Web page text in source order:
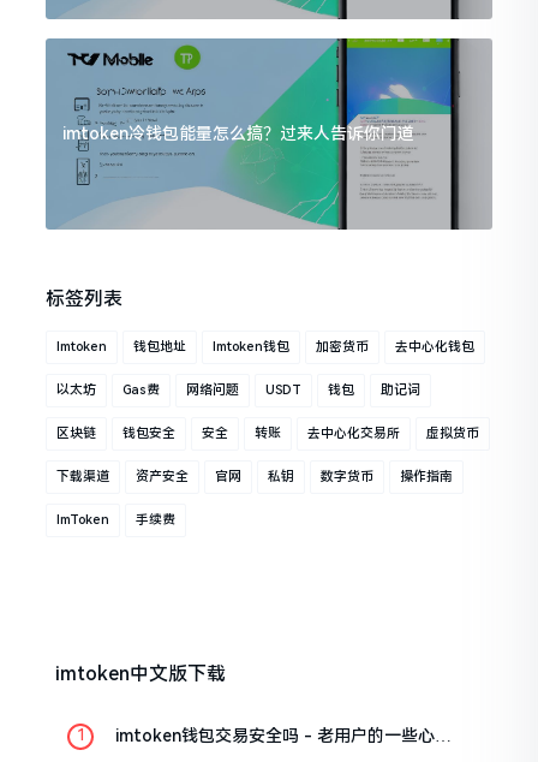
imtoken冷钱包能量怎么搞？过来人告诉你门道
标签列表
Imtoken 钱包地址 Imtoken钱包 加密货币 去中心化钱包
以太坊 Gas费 网络问题 USDT 钱包 助记词
区块链 钱包安全 安全 转账 去中心化交易所 虚拟货币
下载渠道 资产安全 官网 私钥 数字货币 操作指南
ImToken 手续费
imtoken中文版下载
imtoken钱包交易安全吗 - 老用户的一些心里